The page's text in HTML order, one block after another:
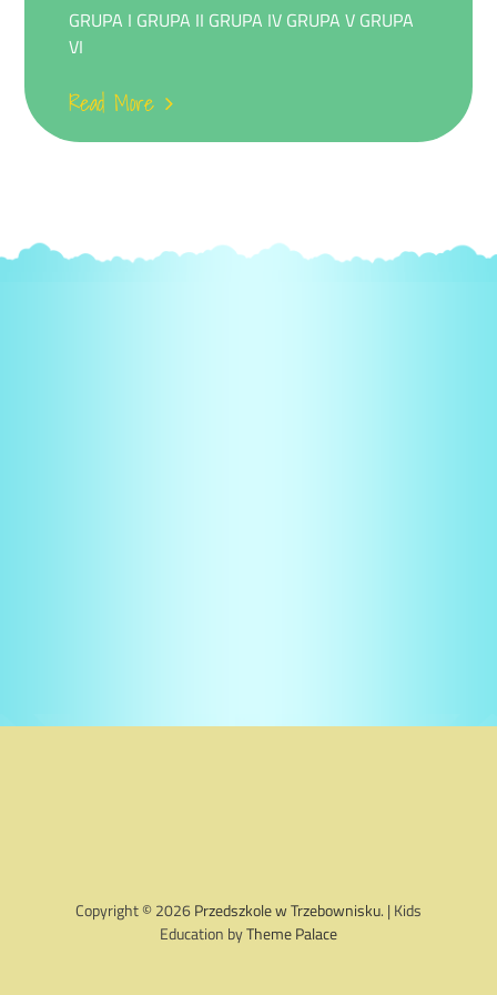
GRUPA I GRUPA II GRUPA IV GRUPA V GRUPA
VI
Read More
Copyright © 2026Przedszkole w Trzebownisku. | Kids
Education byTheme Palace